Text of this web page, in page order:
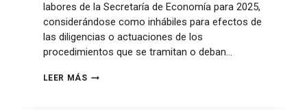
labores de la Secretaría de Economía para 2025,
considerándose como inhábiles para efectos de
las diligencias o actuaciones de los
procedimientos que se tramitan o deban…
LEER MÁS